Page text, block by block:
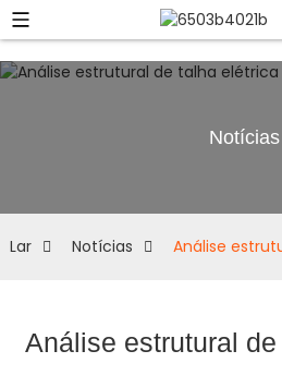
Notícias
Lar Notícias Análise
Análise estrutural